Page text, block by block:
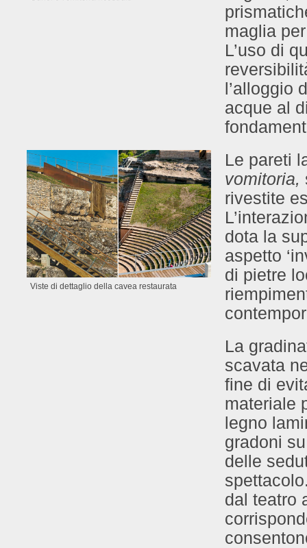
maglia
L’uso di
l’alloggio
acque al
Viste di dettaglio della cavea restaurata
Le pareti
vomitoria,
rivestite
dota la
aspetto
di pietre
La
scavata
fine di
materiale
legno
gradoni
delle
dal teatro